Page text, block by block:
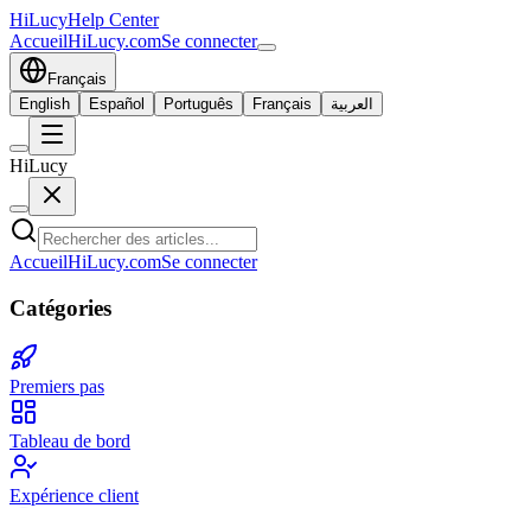
HiLucyHelp Center
AccueilHiLucy.comSe connecter
Français
English
Español Português Français العربية
HiLucy
AccueilHiLucy.comSe connecter
Catégories
Premiers pas
Tableau de bord
Expérience client